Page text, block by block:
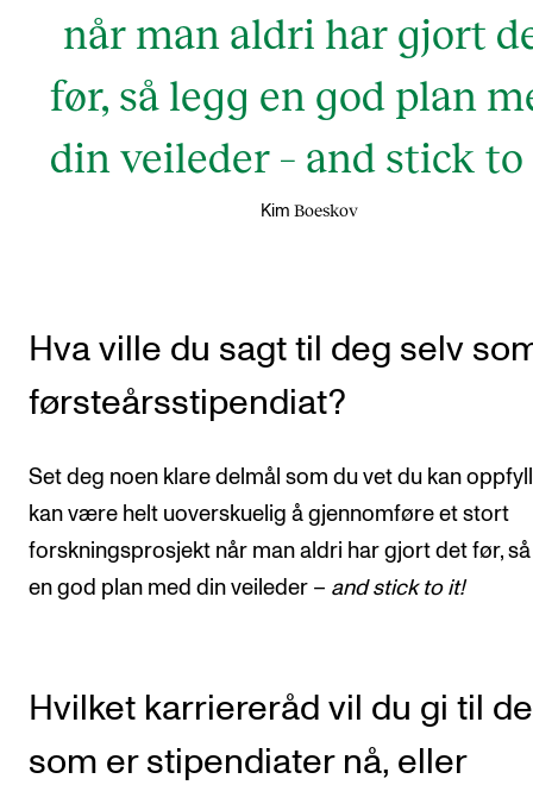
når man aldri har gjort
før, så legg en god plan
din veileder – and stick
Kim Boeskov
Hva ville du sagt til deg selv
førsteårsstipendiat?
Set deg noen klare delmål som du vet du kan
kan være helt uoverskuelig å gjennomføre et stort
forskningsprosjekt når man aldri har gjort det før,
en god plan med din veileder – and stick to it!
Hvilket karriereråd vil du gi til de
som er stipendiater nå, eller